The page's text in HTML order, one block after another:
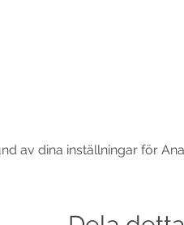
av dina inställningar för